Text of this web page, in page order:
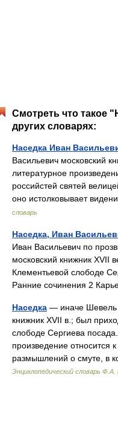
Смотреть что такое
других словарях:
Наседка Иван
Васильевич московский
литературное
российстей святей
оно истолковывает
словарь
Наседка, Иван
Иван Васильевич по
московский книжник XVII
Клементьевой слободе
Ранние сочинения 2
Наседка — иначе Шевель
книжник XVII в.; был
слободе Сергиева
произведение относится
размышлений о смуте, в
Энциклопедический словарь